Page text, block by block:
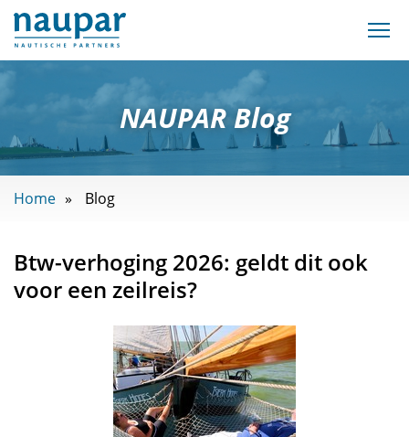
NAUPAR Blog
Home Blog
Btw-verhoging 2026: geldt dit ook
voor een zeilreis?